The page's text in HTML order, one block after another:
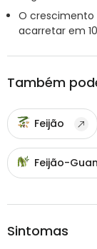
O crescimento
acarretar em
Também
Feijão
Feijão-
Sintomas